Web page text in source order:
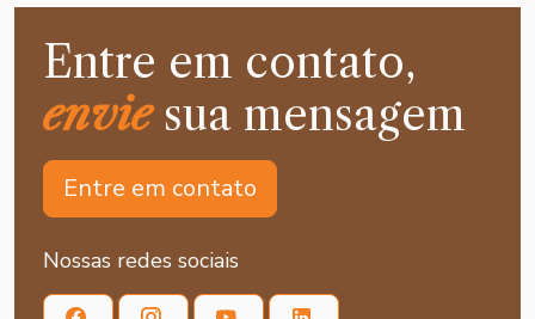
Entre em contato,
enviesua mensagem
Entre em contato
Nossas redes sociais